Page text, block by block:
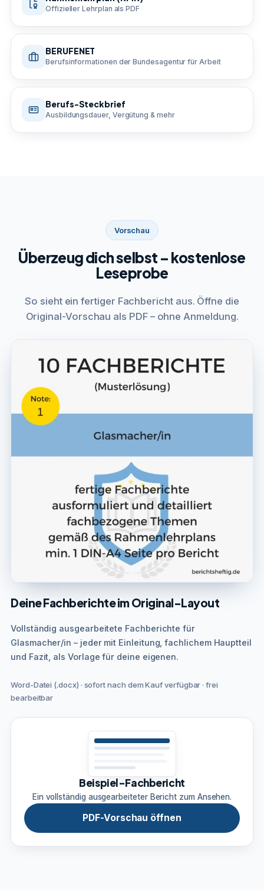
Offizieller Lehrplan als PDF
BERUFENET
Berufsinformationen der Bundesagentur für Arbeit
Berufs-Steckbrief
Ausbildungsdauer, Vergütung & mehr
Vorschau
Überzeug dich selbst – kostenlose
Leseprobe
So sieht ein fertiger Fachbericht aus. Öffne die
Original-Vorschau als PDF – ohne Anmeldung.
Deine Fachberichte im Original-Layout
Vollständig ausgearbeitete Fachberichte für
Glasmacher/in – jeder mit Einleitung, fachlichem Hauptteil
und Fazit, als Vorlage für deine eigenen.
Word-Datei (.docx) · sofort nach dem Kauf verfügbar · frei
bearbeitbar
Beispiel-Fachbericht
Ein vollständig ausgearbeiteter Bericht zum Ansehen.
PDF-Vorschau öffnen